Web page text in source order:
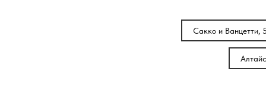
Сакко и Ванцетти,